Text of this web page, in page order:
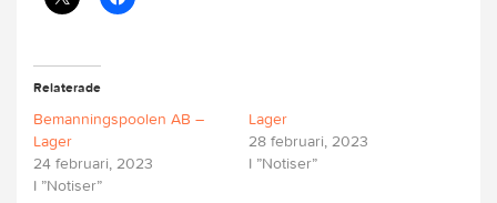
Relaterade
Bemanningspoolen AB –
Lager
24 februari, 2023
I ”Notiser”
Lager
28 februari, 2023
I ”Notiser”